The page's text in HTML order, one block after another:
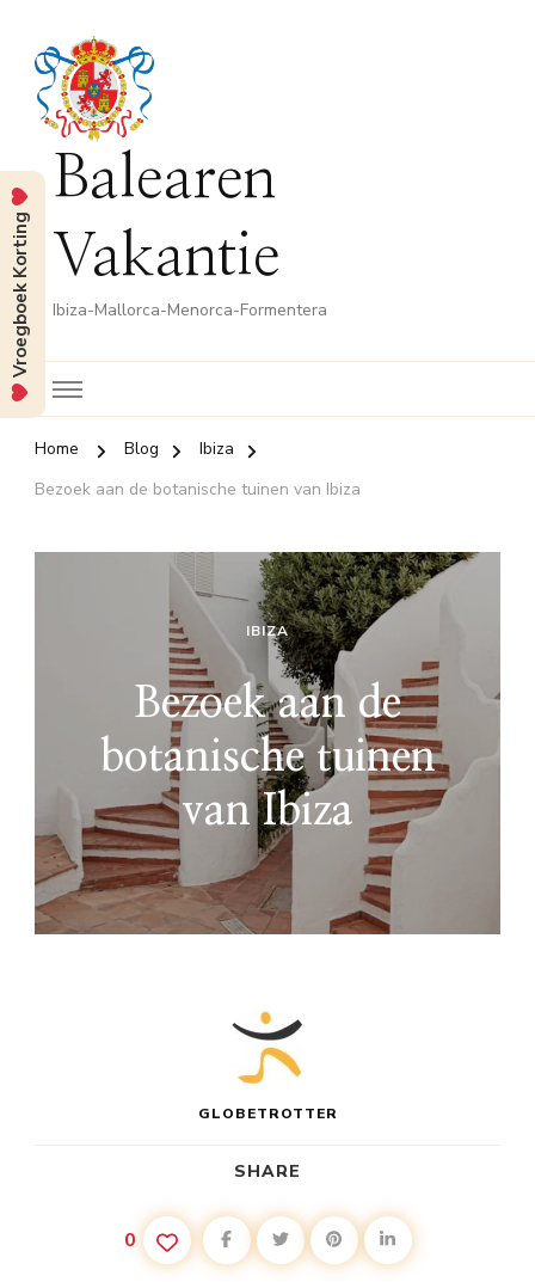
Balearen
Vakantie
Ibiza-Mallorca-Menorca-Formentera
Home Blog
Ibiza
Bezoek aan de botanische tuinen van Ibiza
IBIZA
Bezoek aan de
botanische tuinen
van Ibiza
GLOBETROTTER
SHARE
0
Vroegboek Korting